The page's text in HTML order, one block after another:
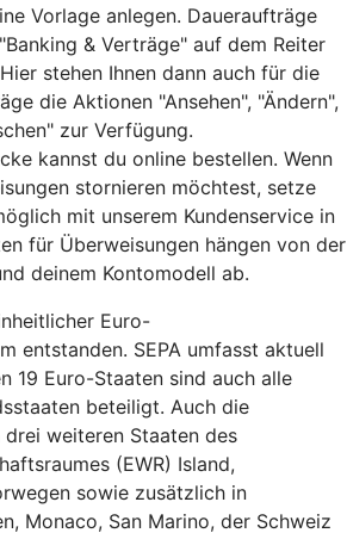
Vorlage anlegen. Daueraufträge
& Verträge" auf dem Reiter
stehen Ihnen dann auch für die
die Aktionen "Ansehen", "Ändern",
zur Verfügung.
kannst du online bestellen. Wenn
stornieren möchtest, setze
mit unserem Kundenservice in
für Überweisungen hängen von der
deinem Kontomodell ab.
Euro-
entstanden. SEPA umfasst aktuell
19 Euro-Staaten sind auch alle
beteiligt. Auch die
weiteren Staaten des
(EWR) Island,
sowie zusätzlich in
Monaco, San Marino, der Schweiz